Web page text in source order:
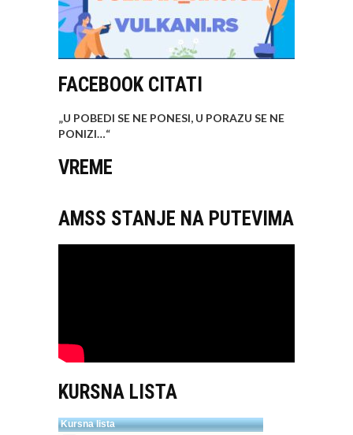
FACEBOOK CITATI
„U POBEDI SE NE PONESI, U PORAZU SE NE
PONIZI…“
VREME
AMSS STANJE NA PUTEVIMA
KURSNA LISTA